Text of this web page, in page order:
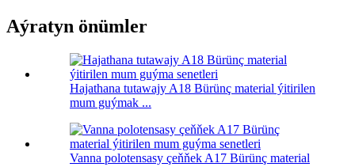
Aýratyn önümler
Hajathana tutawajy A18 Bürünç material ýitirilen
mum guýmak ...
Vanna polotensasy çeňňek A17 Bürünç material